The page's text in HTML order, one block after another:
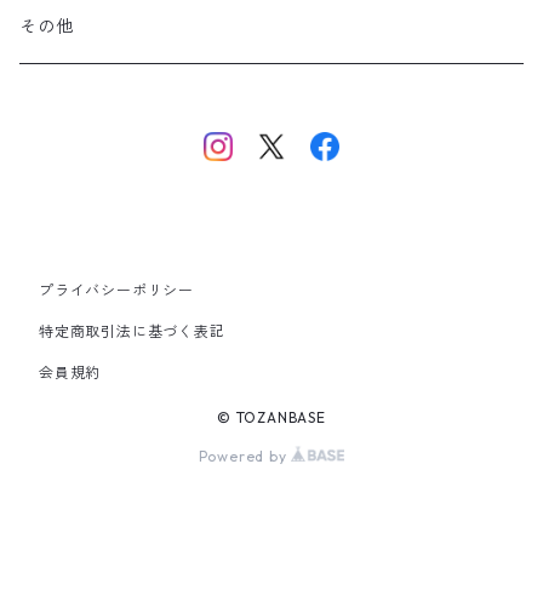
美ヶ原・八ヶ岳・秩父・多摩・南関東
その他
その他
プライバシーポリシー
特定商取引法に基づく表記
会員規約
© TOZANBASE
Powered by